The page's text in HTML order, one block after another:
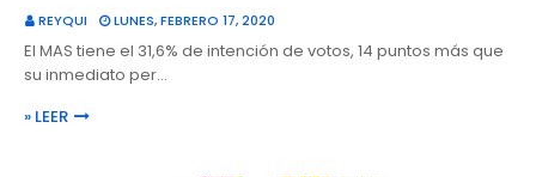
REYQUI LUNES, FEBRERO 17, 2020
El MAS tiene el 31,6% de intención de votos, 14 puntos más que
su inmediato per…
» LEER